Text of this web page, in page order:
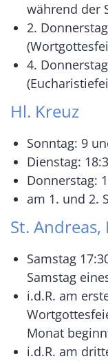
während der
2.
4.
Hl. Kreuz
Sonntag: 9
Dienstag:
Donnerstag:
am 1. und 2.
St.
Samstag
Samstag
i.d.R. am
Monat
i.d.R. am